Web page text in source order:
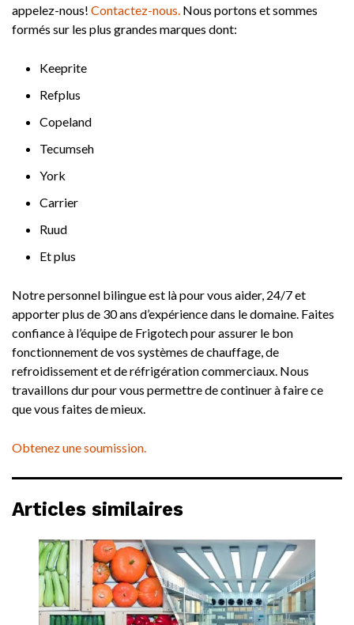
appelez-nous! Contactez-nous. Nous portons et sommes
formés sur les plus grandes marques dont:
Keeprite
Refplus
Copeland
Tecumseh
York
Carrier
Ruud
Et plus
Notre personnel bilingue est là pour vous aider, 24/7 et
apporter plus de 30 ans d’expérience dans le domaine. Faites
confiance à l’équipe de Frigotech pour assurer le bon
fonctionnement de vos systèmes de chauffage, de
refroidissement et de réfrigération commerciaux. Nous
travaillons dur pour vous permettre de continuer à faire ce
que vous faites de mieux.
Obtenez une soumission.
Articles similaires